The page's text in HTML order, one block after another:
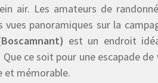
air. Les amateurs de
panoramiques sur la
est un endroit
ce soit pour une escapade
et mémorable.